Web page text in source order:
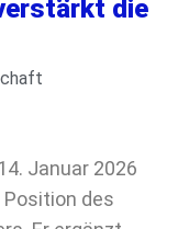
die
Januar 2026
des